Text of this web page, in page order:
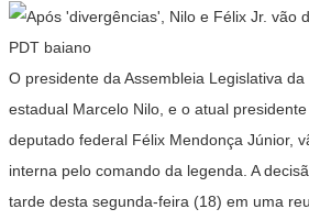
O presidente da Assembleia Legislativa
estadual Marcelo Nilo, e o atual
deputado federal Félix Mendonça Júnior,
interna pelo comando da legenda. A
tarde desta segunda-feira (18) em uma